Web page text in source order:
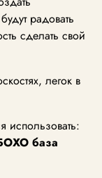
радовать
сделать свой
легок в
использовать:
база